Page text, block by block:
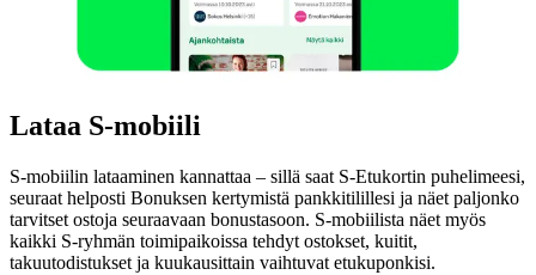
Lataa S-mobiili
S-mobiilin lataaminen kannattaa – sillä saat S-Etukortin puhelimeesi,
seuraat helposti Bonuksen kertymistä pankkitilillesi ja näet paljonko
tarvitset ostoja seuraavaan bonustasoon. S-mobiilista näet myös
kaikki S-ryhmän toimipaikoissa tehdyt ostokset, kuitit,
takuutodistukset ja kuukausittain vaihtuvat etukuponkisi.